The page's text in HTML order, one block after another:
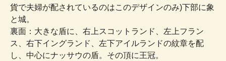
貨で夫婦が配されているのはこのデザインのみ)下部に象
と城。
裏面：大きな盾に、右上スコットランド、左上フラン
ス、右下イングランド、左下アイルランドの紋章を配
し、中心にナッサウの盾。その頂に王冠。